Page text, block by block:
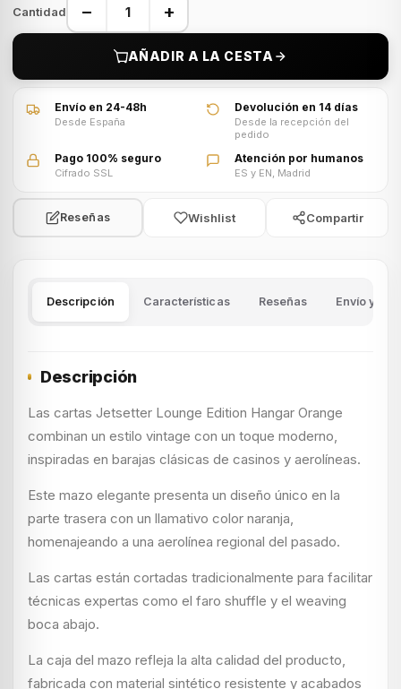
Cantidad − +
AÑADIR A LA CESTA
Envío en 24-48h
Desde España
Devolución en 14 días
Desde la recepción del
pedido
Pago 100% seguro
Cifrado SSL
Atención por humanos
ES y EN, Madrid
Reseñas Wishlist Compartir
Descripción Características Reseñas Envío y
Descripción
Las cartas Jetsetter Lounge Edition Hangar Orange
combinan un estilo vintage con un toque moderno,
inspiradas en barajas clásicas de casinos y aerolíneas.
Este mazo elegante presenta un diseño único en la
parte trasera con un llamativo color naranja,
homenajeando a una aerolínea regional del pasado.
Las cartas están cortadas tradicionalmente para facilitar
técnicas expertas como el faro shuffle y el weaving
boca abajo.
La caja del mazo refleja la alta calidad del producto,
fabricada con material sintético resistente y acabados